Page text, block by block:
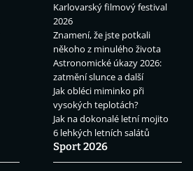
Karlovarský filmový festival
2026
Znamení, že jste potkali
někoho z minulého života
Astronomické úkazy 2026:
zatmění slunce a další
Jak obléci miminko při
vysokých teplotách?
Jak na dokonalé letní mojito
6 lehkých letních salátů
Sport 2026